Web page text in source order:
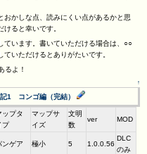
おかしな点、読みにくい点があるかと思
ると幸いです。
ています。書いていただける場合は、○○
いただけるとありがたいです。
よ！
↑
1 コンゴ編（完結）
ップタ
プ
マップサ
イズ
文明
数
ver MOD
ンゲア 極小 5 1.0.0.56
DLC
のみ